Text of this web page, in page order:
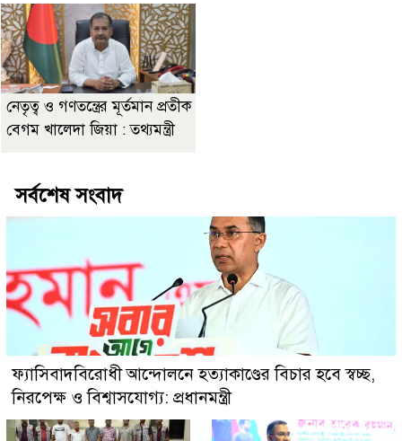
নেতৃত্ব ও গণতন্ত্রের মূর্তমান প্রতীক
বেগম খালেদা জিয়া : তথ্যমন্ত্রী
সর্বশেষ সংবাদ
ফ্যাসিবাদবিরোধী আন্দোলনে হত্যাকাণ্ডের বিচার হবে স্বচ্ছ,
নিরপেক্ষ ও বিশ্বাসযোগ্য: প্রধানমন্ত্রী